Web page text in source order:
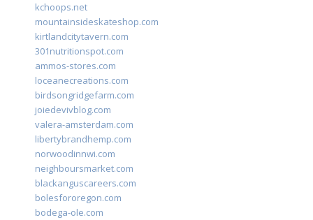
kchoops.net
mountainsideskateshop.com
kirtlandcitytavern.com
301nutritionspot.com
ammos-stores.com
loceanecreations.com
birdsongridgefarm.com
joiedevivblog.com
valera-amsterdam.com
libertybrandhemp.com
norwoodinnwi.com
neighboursmarket.com
blackanguscareers.com
bolesfororegon.com
bodega-ole.com